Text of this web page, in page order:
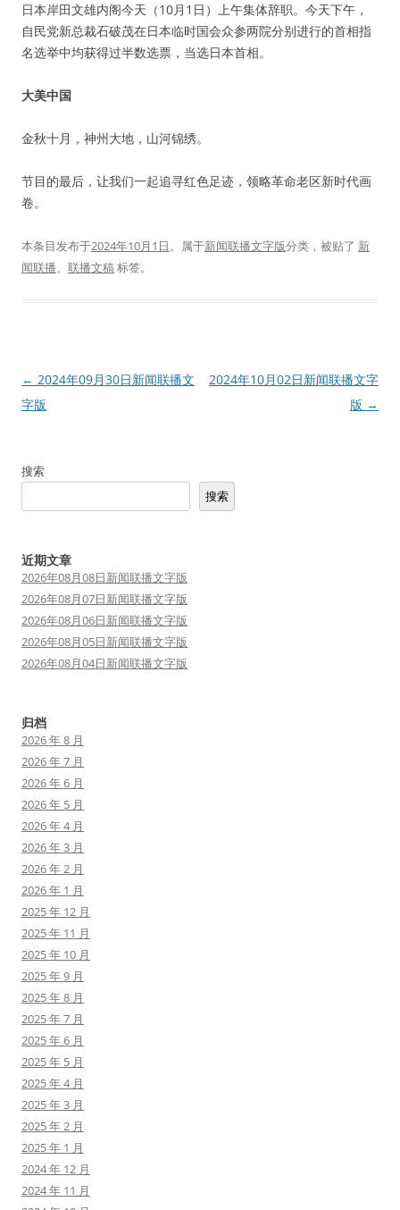
日本岸田文雄内阁今天（10月1日）上午集体辞职。今天下午，
自民党新总裁石破茂在日本临时国会众参两院分别进行的首相指
名选举中均获得过半数选票，当选日本首相。
大美中国
金秋十月，神州大地，山河锦绣。
节目的最后，让我们一起追寻红色足迹，领略革命老区新时代画
卷。
本条目发布于2024年10月1日。属于新闻联播文字版分类，被贴了 新
闻联播、 联播文稿标签。
文
章
← 2024年09月30日新闻联播文
字版
2024年10月02日新闻联播文字
版 →
搜索
搜索
近期文章
2026年08月08日新闻联播文字版
2026年08月07日新闻联播文字版
2026年08月06日新闻联播文字版
2026年08月05日新闻联播文字版
2026年08月04日新闻联播文字版
归档
2026 年 8 月
2026 年 7 月
2026 年 6 月
2026 年 5 月
2026 年 4 月
2026 年 3 月
2026 年 2 月
2026 年 1 月
2025 年 12 月
2025 年 11 月
2025 年 10 月
2025 年 9 月
2025 年 8 月
2025 年 7 月
2025 年 6 月
2025 年 5 月
2025 年 4 月
2025 年 3 月
2025 年 2 月
2025 年 1 月
2024 年 12 月
2024 年 11 月